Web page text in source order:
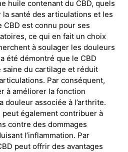
huile contenant du CBD, quels
la santé des articulations et les
est connu pour ses
ce qui en fait un choix
à soulager les douleurs
été démontré que le CBD
du cartilage et réduit
Par conséquent,
à améliorer la fonction
douleur associée à l’arthrite.
peut également contribuer à
contre des dommages
l’inflammation. Par
peut offrir des avantages